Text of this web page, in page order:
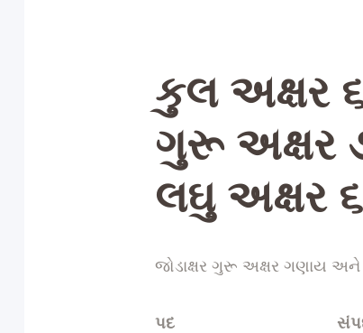
કુલ અક્ષર
ગુરૂ અક્ષર
લઘુ અક્ષર
જોડાક્ષર ગુરૂ અક્ષર ગણાય અને
પદ